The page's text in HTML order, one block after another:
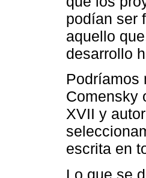
podían ser
aquello
desarrollo
Podríamos
Comensky
XVII y
escrita en
Lo que se